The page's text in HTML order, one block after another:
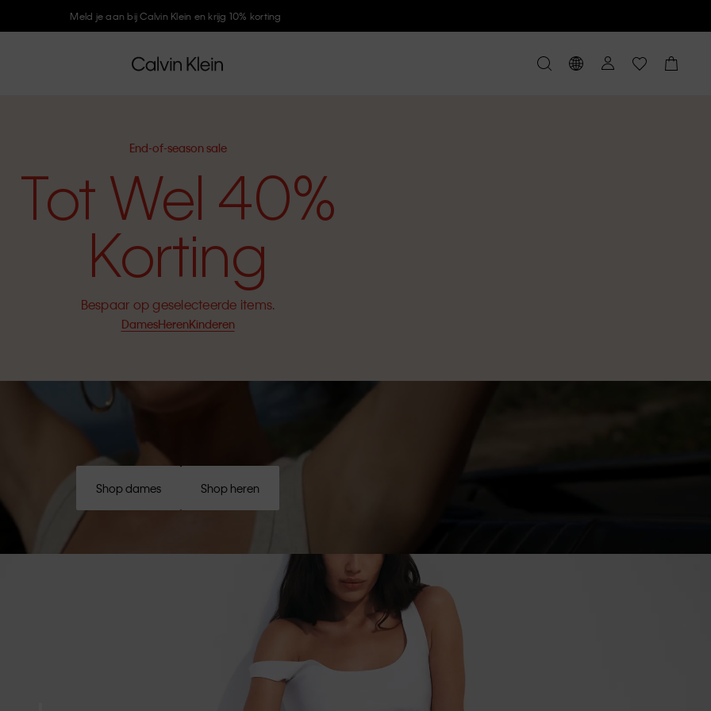
Meld je aan bij Calvin Klein en krijg 10% korting
End-of-season sale
Tot Wel 40%
Korting
Bespaar op geselecteerde items.
DamesHerenKinderen
Shop dames Shop heren